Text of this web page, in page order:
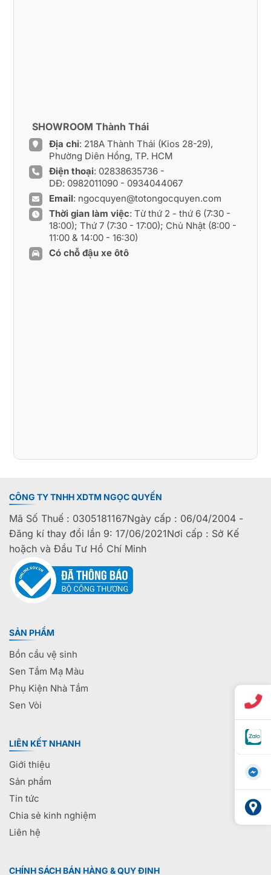
SHOWROOM Thành Thái
Địa chỉ: 218A Thành Thái (Kios 28-29),
Phường Diên Hồng, TP. HCM
Điện thoại: 02838635736 -
DĐ: 0982011090- 0934044067
Email: ngocquyen@totongocquyen.com
Thời gian làm việc: Từ thứ 2 - thứ 6 (7:30 -
18:00); Thứ 7 (7:30 - 17:00); Chủ Nhật (8:00 -
11:00 & 14:00 - 16:30)
Có chỗ đậu xe ôtô
CÔNG TY TNHH XDTM NGỌC QUYẾN
Mã Số Thuế : 0305181167Ngày cấp : 06/04/2004 -
Đăng kí thay đổi lần 9: 17/06/2021Nơi cấp : Sở Kế
hoặch và Đầu Tư Hồ Chí Minh
SẢN PHẨM
Bồn cầu vệ sinh
Sen Tắm Mạ Màu
Phụ Kiện Nhà Tắm
Sen Vòi
LIÊN KẾT NHANH
Giới thiệu
Sản phẩm
Tin tức
Chia sẻ kinh nghiệm
Liên hệ
CHÍNH SÁCH BÁN HÀNG & QUY ĐỊNH